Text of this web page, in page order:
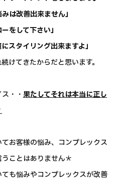
は改善出来ません」
をして下さい」
スタイリング出来ますよ」
けてきたからだと思います。
・・ 果たしてそれは本当に正し
お客様の悩み、コンプレックス
ことはありません＊
も悩みやコンプレックスが改善